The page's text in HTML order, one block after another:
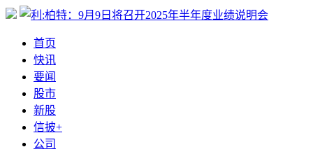
首页
快讯
要闻
股市
新股
信披+
公司